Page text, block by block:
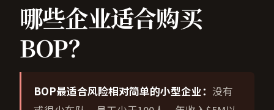
哪些企业适合购买
BOP？
BOP最适合风险相对简单的小型企业： 没有